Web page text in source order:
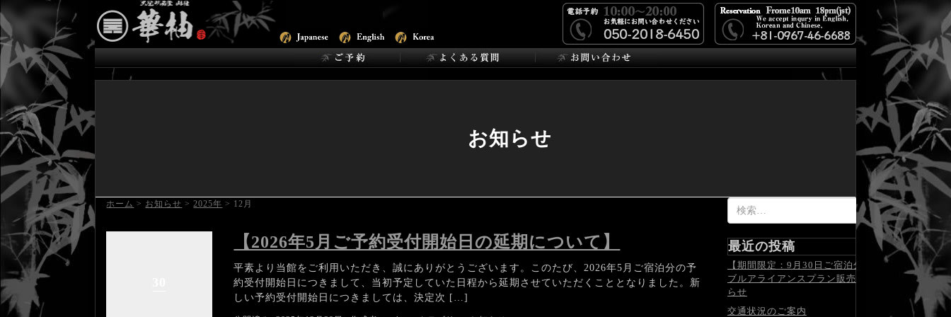
お知らせ
ホーム > お知らせ >2025年 > 12月
【2026年5月ご予約受付開始日の延期について】
平素より当館をご利用いただき、誠にありがとうございます。このたび、2026年5月ご宿泊分の予
約受付開始日につきまして、当初予定していた日程から延期させていただくこととなりました。新
しい予約受付開始日につきましては、決定次 […]
索:
最近の投稿
【期間限定：9月30日ご宿泊分まで】ミラ
ブルアライアンスプラン販売開始のお知
らせ
交通状況のご案内